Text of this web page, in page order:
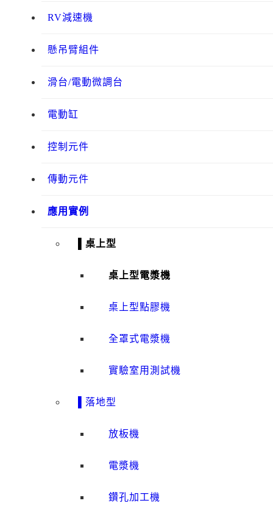
RV減速機
懸吊臂組件
滑台/電動微調台
電動缸
控制元件
傳動元件
應用實例
▌桌上型
桌上型電漿機
桌上型點膠機
全罩式電漿機
實驗室用測試機
▌落地型
放板機
電漿機
鑽孔加工機